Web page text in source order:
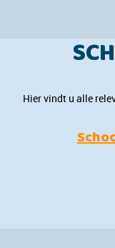
Hier vindt u alle